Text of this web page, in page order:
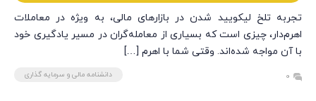
تجربه تلخ لیکویید شدن در بازارهای مالی، به ویژه در معاملات
اهرم‌دار، چیزی است که بسیاری از معامله‌گران در مسیر یادگیری خود
با آن مواجه شده‌اند. وقتی شما با اهرم […]
0 دانشنامه مالی و سرمایه گذاری